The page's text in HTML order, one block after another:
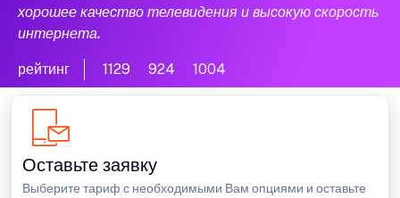
хорошее качество телевидения и высокую скорость
интернета.
рейтинг 1129 924 1004
Оставьте заявку
Выберите тариф с необходимыми Вам опциями и оставьте